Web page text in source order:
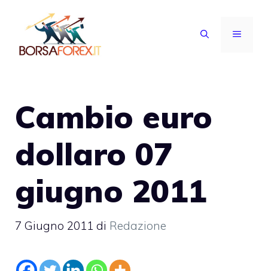
contenuto
MENU
Cambio euro
dollaro 07
giugno 2011
7 Giugno 2011 di Redazione